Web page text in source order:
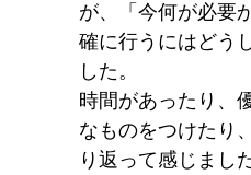
が、「今何が必要
確に行うにはどう
した。
時間があったり、
なものをつけたり
り返って感じました